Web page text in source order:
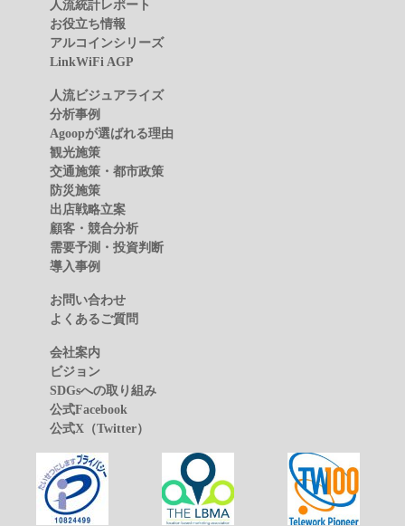
人流統計レポート
お役立ち情報
アルコインシリーズ
LinkWiFi AGP
人流ビジュアライズ
分析事例
Agoopが選ばれる理由
観光施策
交通施策・都市政策
防災施策
出店戦略立案
顧客・競合分析
需要予測・投資判断
導入事例
お問い合わせ
よくあるご質問
会社案内
ビジョン
SDGsへの取り組み
公式Facebook
公式X（Twitter）